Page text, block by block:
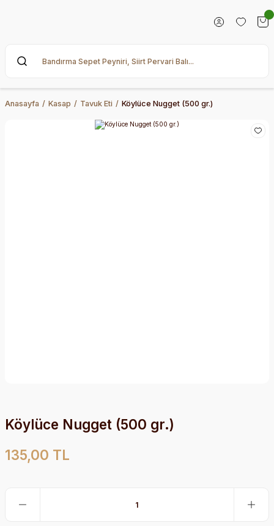
Anasayfa Kasap Tavuk Eti Köylüce Nugget (500 gr.)
Köylüce Nugget (500 gr.)
135,00 TL